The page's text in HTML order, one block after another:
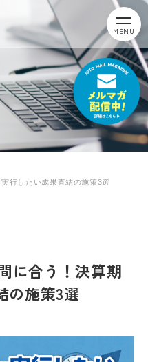
MENU
行したい成果直結の施策3選
に合う！決算期
の施策3選